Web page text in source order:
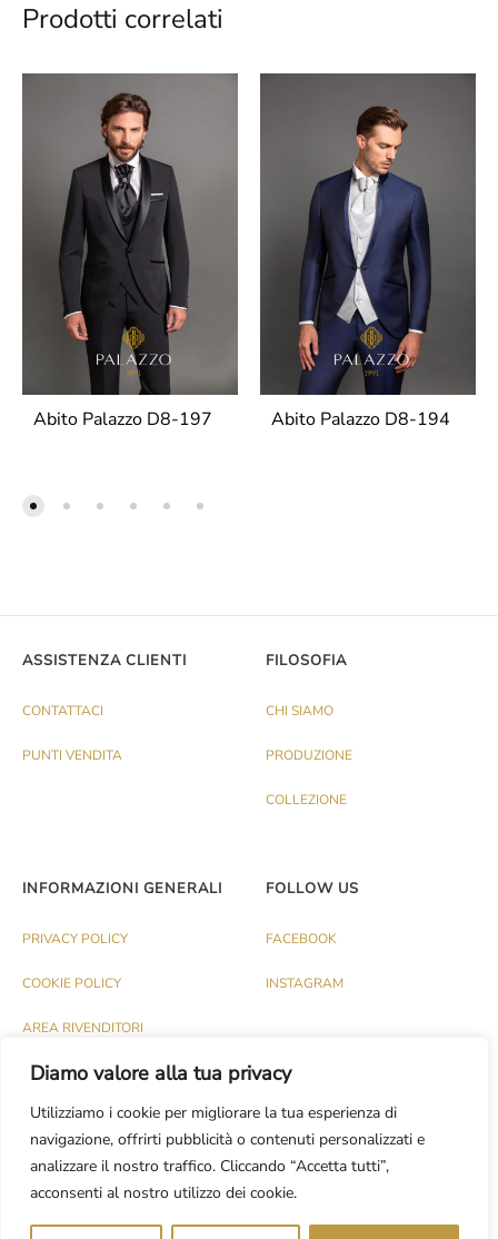
Diamo valore alla tua privacy
Utilizziamo i cookie per migliorare la tua esperienza di
navigazione, offrirti pubblicità o contenuti personalizzati e
analizzare il nostro traffico. Cliccando “Accetta tutti”,
acconsenti al nostro utilizzo dei cookie.
Prodotti correlati
Abito Palazzo D8-197 Abito Palazzo D8-194
ASSISTENZA CLIENTI
CONTATTACI
PUNTI VENDITA
FILOSOFIA
CHI SIAMO
PRODUZIONE
COLLEZIONE
INFORMAZIONI GENERALI
PRIVACY POLICY
COOKIE POLICY
AREA RIVENDITORI
FOLLOW US
FACEBOOK
INSTAGRAM
© PALAZZO 1991 S.R.L. - P.IVA IT03174120737
Dev.CASH DESIGN STUDIO